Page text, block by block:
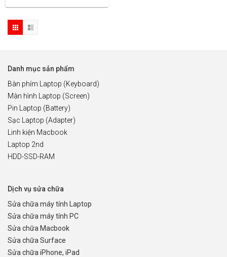
Danh mục sản phẩm
Bàn phím Laptop (Keyboard)
Màn hình Laptop (Screen)
Pin Laptop (Battery)
Sạc Laptop (Adapter)
Linh kiện Macbook
Laptop 2nd
HDD-SSD-RAM
Dịch vụ sửa chữa
Sửa chữa máy tính Laptop
Sửa chữa máy tính PC
Sửa chữa Macbook
Sửa chữa Surface
Sửa chữa iPhone, iPad